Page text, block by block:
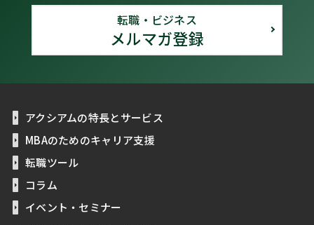
転職・ビジネス
メルマガ登録
アクシアムの特長とサービス
MBAのためのキャリア支援
転職ツール
コラム
イベント・セミナー